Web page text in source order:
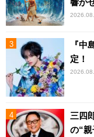
響か
『中
定！
三四
の“